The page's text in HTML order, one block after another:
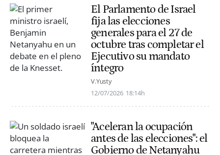
El Parlamento de Israel
fija las elecciones
generales para el 27 de
octubre tras completar el
Ejecutivo su mandato
íntegro
V.Yusty
12/07/2026 18:14h
"Aceleran la ocupación
antes de las elecciones": el
Gobierno de Netanyahu